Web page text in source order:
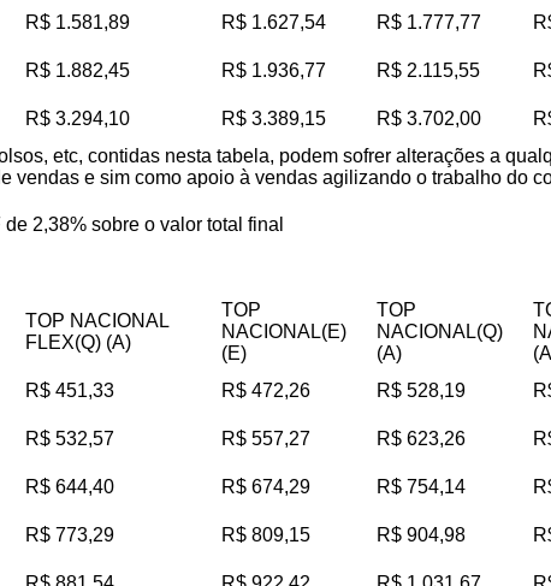
R$ 1.581,89 R$ 1.627,54 R$ 1.777,77
R$ 1.882,45 R$ 1.936,77 R$ 2.115,55
R$ 3.294,10 R$ 3.389,15 R$ 3.702,00
etc, contidas nesta tabela, podem sofrer alterações a
vendas e sim como apoio à vendas agilizando o trabalho do
2,38% sobre o valor total final
TOP NACIONAL
FLEX(Q) (A)
TOP
NACIONAL(E)
(E)
TOP
NACIONAL(Q)
(A)
R$ 451,33 R$ 472,26 R$ 528,19
R$ 532,57 R$ 557,27 R$ 623,26
R$ 644,40 R$ 674,29 R$ 754,14
R$ 773,29 R$ 809,15 R$ 904,98